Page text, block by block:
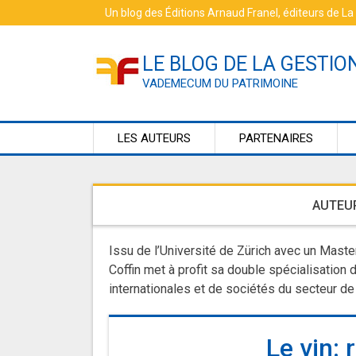
to
Un blog des Éditions Arnaud Franel, éditeurs de
LE BLOG DE LA
VADEMECUM DU PATRIMOINE
LES AUTEURS PARTENAIRES
Issu de l’Université de Zürich avec un
Coffin met à profit sa double spécialisation
internationales et de sociétés du secteur
Le vin: